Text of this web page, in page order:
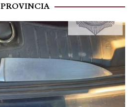
PROVINCIA